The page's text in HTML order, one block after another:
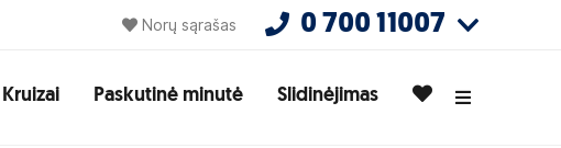
Norų sąrašas 0 700 11007
Kruizai Paskutinė minutė Slidinėjimas